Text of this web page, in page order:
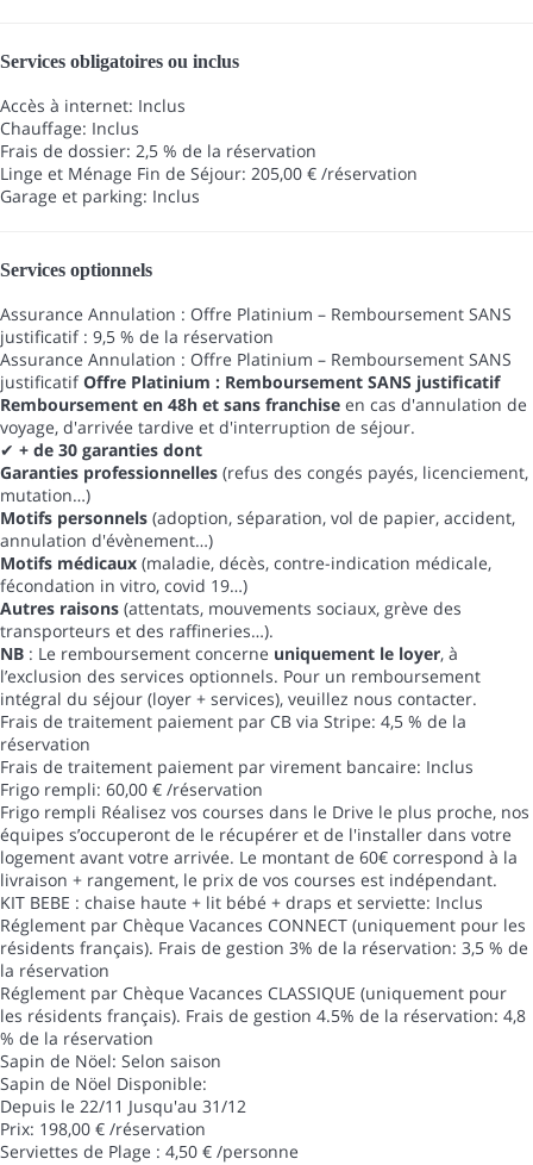
Services obligatoires ou inclus
Accès à internet: Inclus
Chauffage: Inclus
Frais de dossier: 2,5 % de la réservation
Linge et Ménage Fin de Séjour: 205,00 € /réservation
Garage et parking: Inclus
Services optionnels
Assurance Annulation : Offre Platinium – Remboursement SANS
justificatif : 9,5 % de la réservation
Assurance Annulation : Offre Platinium – Remboursement SANS
justificatifOffre Platinium : Remboursement SANS justificatif
Remboursement en 48h et sans franchise en cas d'annulation de
voyage, d'arrivée tardive et d'interruption de séjour.
✔ + de 30 garanties dont
Garanties professionnelles (refus des congés payés, licenciement,
mutation…)
Motifs personnels (adoption, séparation, vol de papier, accident,
annulation d'évènement…)
Motifs médicaux (maladie, décès, contre-indication médicale,
fécondation in vitro, covid 19…)
Autres raisons (attentats, mouvements sociaux, grève des
transporteurs et des raffineries…).
NB : Le remboursement concerne uniquement le loyer, à
l’exclusion des services optionnels. Pour un remboursement
intégral du séjour (loyer + services), veuillez nous contacter.
Frais de traitement paiement par CB via Stripe: 4,5 % de la
réservation
Frais de traitement paiement par virement bancaire: Inclus
Frigo rempli: 60,00 € /réservation
Frigo rempli Réalisez vos courses dans le Drive le plus proche, nos
équipes s’occuperont de le récupérer et de l'installer dans votre
logement avant votre arrivée. Le montant de 60€ correspond à la
livraison + rangement, le prix de vos courses est indépendant.
KIT BEBE : chaise haute + lit bébé + draps et serviette: Inclus
Réglement par Chèque Vacances CONNECT (uniquement pour les
résidents français). Frais de gestion 3% de la réservation: 3,5 % de
la réservation
Réglement par Chèque Vacances CLASSIQUE (uniquement pour
les résidents français). Frais de gestion 4.5% de la réservation: 4,8
% de la réservation
Sapin de Nöel: Selon saison
Sapin de Nöel Disponible:
Depuis le 22/11 Jusqu'au 31/12
Prix: 198,00 € /réservation
Serviettes de Plage : 4,50 € /personne